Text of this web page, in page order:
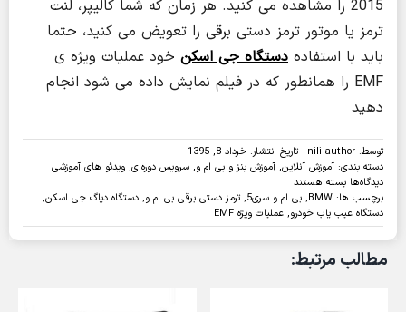
2015 را مشاهده می کنید. هر زمان که شما کالیپر، لنت
ترمز یا موتور ترمز دستی برقی را تعویض می کنید، حتما
باید با استفاده دستگاه جی اسکن خود عملیات ویژه ی
EMF را همانطور که در فیلم نمایش داده می شود انجام
دهید
توسط: nili-author
تاریخ انتشار: خرداد 8, 1395
دسته بندی: آموزش آنلاین, آموزش بنز و بی ام و, سرویس دوره‌ای, ویدئو های آموزشی
دیدگاه‌ها برای
ویدئو:عملیات
ویژه
ی
EMF
یا
ترمزدستی
بسته هستند
برچسب ها: BMW
, بی ام و سری5 , ترمز دستی برقی بی ام و, دستگاه دیاگ جی اسکن,
دستگاه عیب یاب خودرو, عملیات ویژه EMF
مطالب مرتبط: